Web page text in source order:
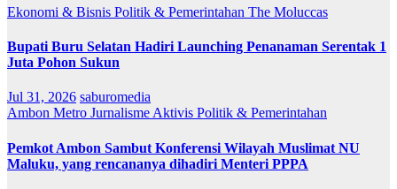
Ekonomi & Bisnis Politik & Pemerintahan The Moluccas
Bupati Buru Selatan Hadiri Launching Penanaman Serentak 1
Juta Pohon Sukun
Jul 31, 2026 saburomedia
Ambon Metro Jurnalisme Aktivis Politik & Pemerintahan
Pemkot Ambon Sambut Konferensi Wilayah Muslimat NU
Maluku, yang rencananya dihadiri Menteri PPPA